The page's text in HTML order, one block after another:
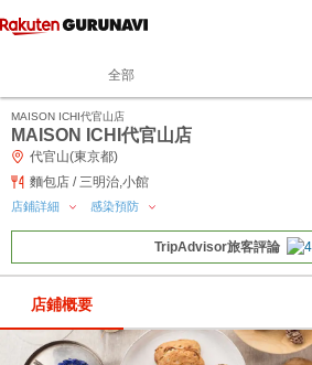
全部
MAISON ICHI代官山店
MAISON ICHI代官山店
代官山(東京都)
麵包店 / 三明治,小館
店鋪詳細 感染預防
TripAdvisor旅客評論
店鋪概要